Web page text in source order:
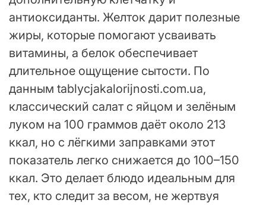
антиоксиданты. Желток дарит полезные
жиры, которые помогают усваивать
витамины, а белок обеспечивает
длительное ощущение сытости. По
данным tablycjakalorijnosti.com.ua,
классический салат с яйцом и зелёным
луком на 100 граммов даёт около 213
ккал, но с лёгкими заправками этот
показатель легко снижается до 100–150
ккал. Это делает блюдо идеальным для
тех, кто следит за весом, не жертвуя